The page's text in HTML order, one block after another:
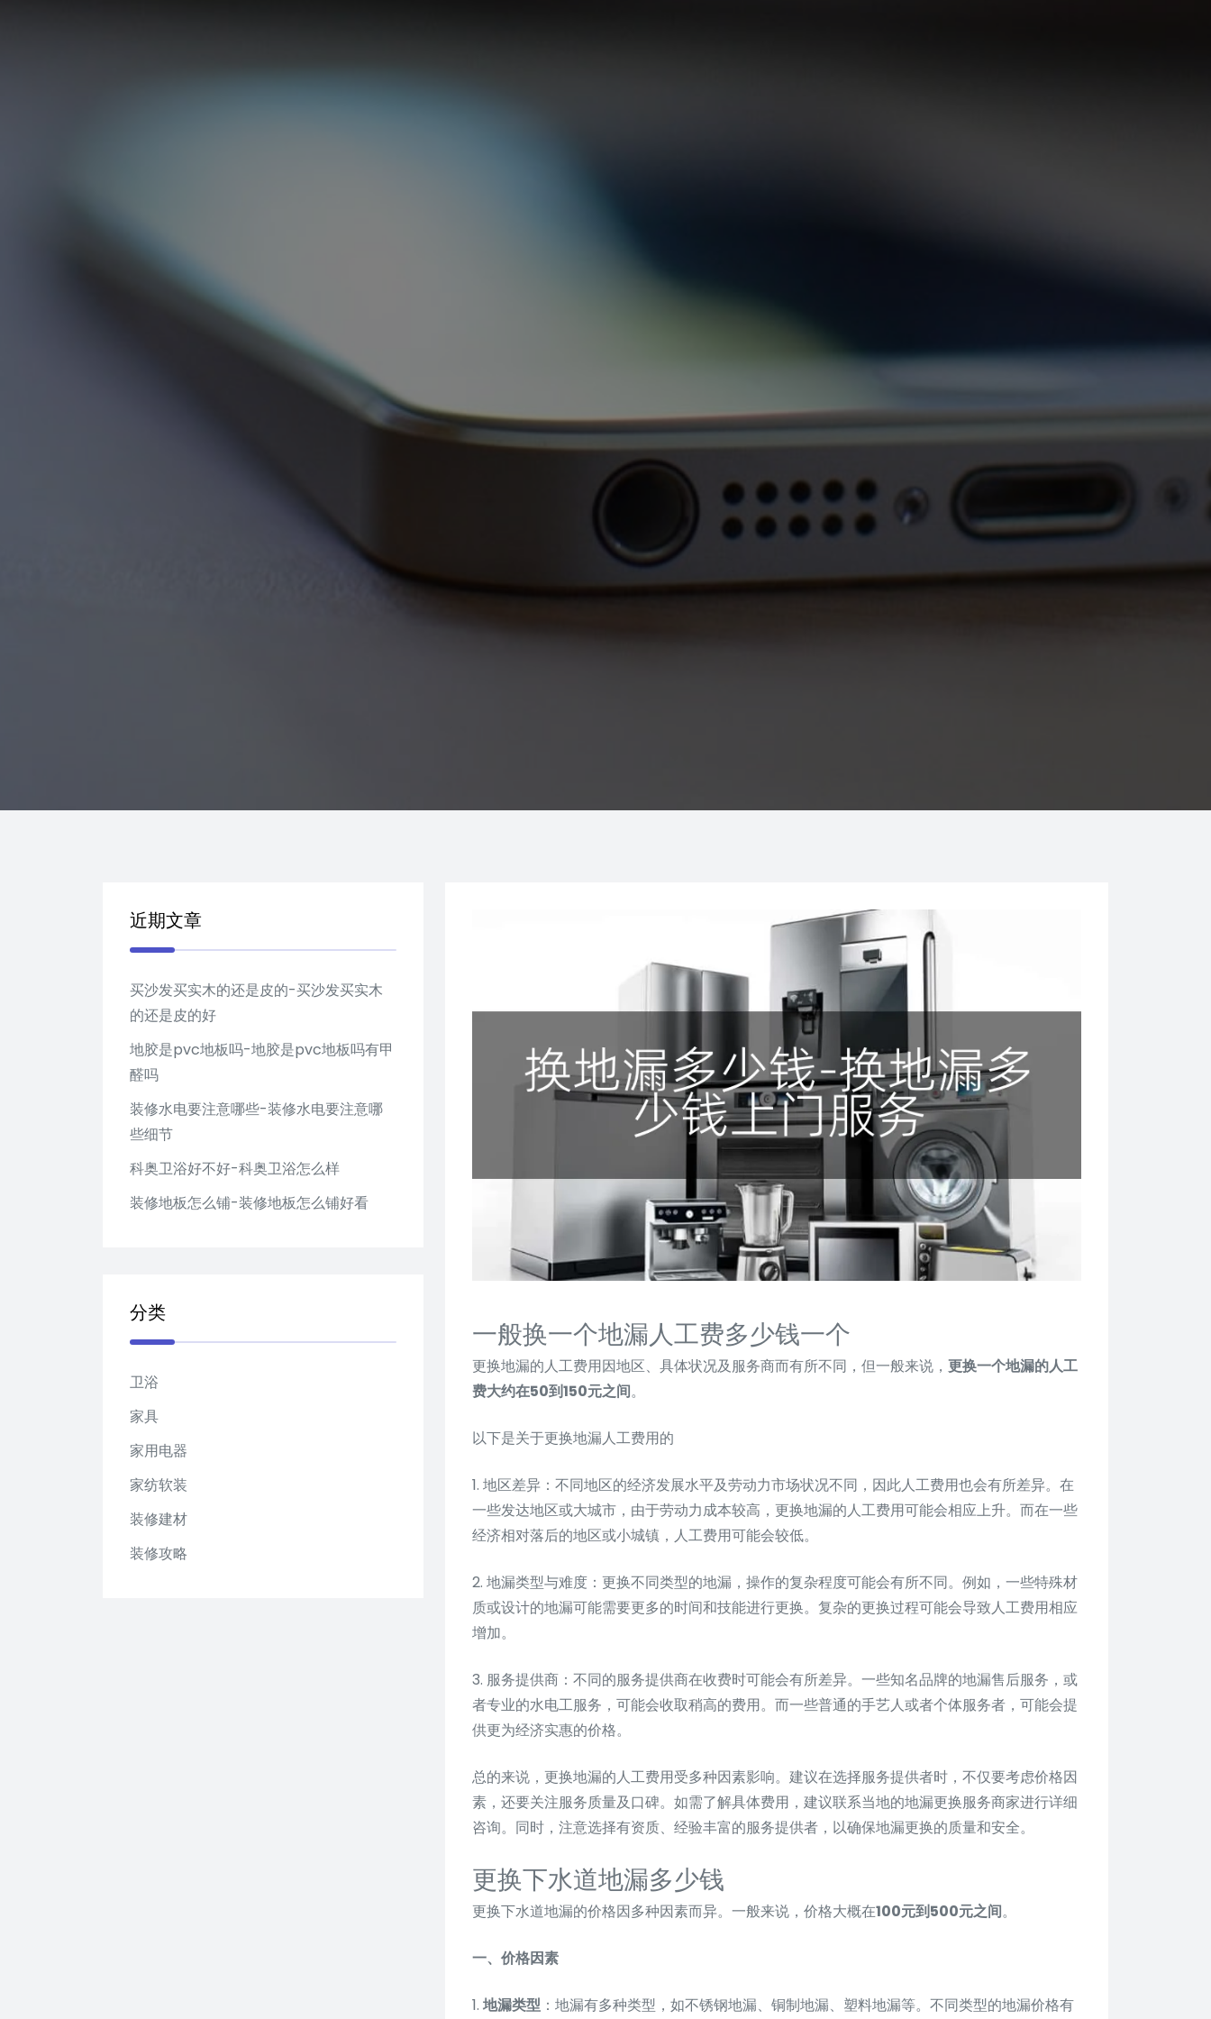
一般换一个地漏人工费多少钱一个
更换地漏的人工费用因地区、具体状况及服务商而有所不同，但一般来说， 更换一个地漏的人工
费大约在50到150元之间。
以下是关于更换地漏人工费用的
1. 地区差异：不同地区的经济发展水平及劳动力市场状况不同，因此人工费用也会有所差异。在
一些发达地区或大城市，由于劳动力成本较高，更换地漏的人工费用可能会相应上升。而在一些
经济相对落后的地区或小城镇，人工费用可能会较低。
2. 地漏类型与难度：更换不同类型的地漏，操作的复杂程度可能会有所不同。例如，一些特殊材
质或设计的地漏可能需要更多的时间和技能进行更换。复杂的更换过程可能会导致人工费用相应
增加。
3. 服务提供商：不同的服务提供商在收费时可能会有所差异。一些知名品牌的地漏售后服务，或
者专业的水电工服务，可能会收取稍高的费用。而一些普通的手艺人或者个体服务者，可能会提
供更为经济实惠的价格。
总的来说，更换地漏的人工费用受多种因素影响。建议在选择服务提供者时，不仅要考虑价格因
素，还要关注服务质量及口碑。如需了解具体费用，建议联系当地的地漏更换服务商家进行详细
咨询。同时，注意选择有资质、经验丰富的服务提供者，以确保地漏更换的质量和安全。
更换下水道地漏多少钱
更换下水道地漏的价格因多种因素而异。一般来说，价格大概在100元到500元之间。
一、价格因素
1. 地漏类型 ：地漏有多种类型，如不锈钢地漏、铜制地漏、塑料地漏等。不同类型的地漏价格有
近期文章
买沙发买实木的还是皮的-买沙发买实木
的还是皮的好
地胶是pvc地板吗-地胶是pvc地板吗有甲
醛吗
装修水电要注意哪些-装修水电要注意哪
些细节
科奥卫浴好不好-科奥卫浴怎么样
装修地板怎么铺-装修地板怎么铺好看
分类
卫浴
家具
家用电器
家纺软装
装修建材
装修攻略